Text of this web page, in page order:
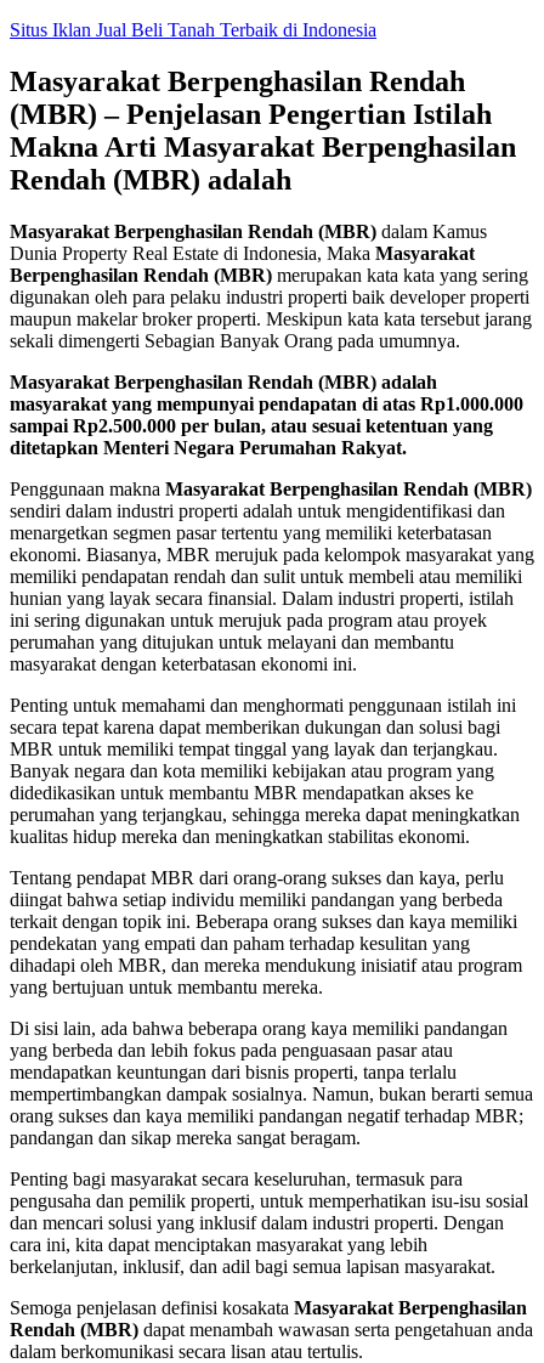
Skip
content
Situs Iklan Jual Beli Tanah Terbaik di Indonesia
Masyarakat Berpenghasilan Rendah
(MBR) – Penjelasan Pengertian Istilah
Makna Arti Masyarakat Berpenghasilan
Rendah (MBR) adalah
Masyarakat Berpenghasilan Rendah (MBR) dalam Kamus
Dunia Property Real Estate di Indonesia, Maka Masyarakat
Berpenghasilan Rendah (MBR) merupakan kata kata yang sering
digunakan oleh para pelaku industri properti baik developer properti
maupun makelar broker properti. Meskipun kata kata tersebut jarang
sekali dimengerti Sebagian Banyak Orang pada umumnya.
Masyarakat Berpenghasilan Rendah (MBR) adalah
masyarakat yang mempunyai pendapatan di atas Rp1.000.000
sampai Rp2.500.000 per bulan, atau sesuai ketentuan yang
ditetapkan Menteri Negara Perumahan Rakyat.
Penggunaan makna Masyarakat Berpenghasilan Rendah (MBR)
sendiri dalam industri properti adalah untuk mengidentifikasi dan
menargetkan segmen pasar tertentu yang memiliki keterbatasan
ekonomi. Biasanya, MBR merujuk pada kelompok masyarakat yang
memiliki pendapatan rendah dan sulit untuk membeli atau memiliki
hunian yang layak secara finansial. Dalam industri properti, istilah
ini sering digunakan untuk merujuk pada program atau proyek
perumahan yang ditujukan untuk melayani dan membantu
masyarakat dengan keterbatasan ekonomi ini.
Penting untuk memahami dan menghormati penggunaan istilah ini
secara tepat karena dapat memberikan dukungan dan solusi bagi
MBR untuk memiliki tempat tinggal yang layak dan terjangkau.
Banyak negara dan kota memiliki kebijakan atau program yang
didedikasikan untuk membantu MBR mendapatkan akses ke
perumahan yang terjangkau, sehingga mereka dapat meningkatkan
kualitas hidup mereka dan meningkatkan stabilitas ekonomi.
Tentang pendapat MBR dari orang-orang sukses dan kaya, perlu
diingat bahwa setiap individu memiliki pandangan yang berbeda
terkait dengan topik ini. Beberapa orang sukses dan kaya memiliki
pendekatan yang empati dan paham terhadap kesulitan yang
dihadapi oleh MBR, dan mereka mendukung inisiatif atau program
yang bertujuan untuk membantu mereka.
Di sisi lain, ada bahwa beberapa orang kaya memiliki pandangan
yang berbeda dan lebih fokus pada penguasaan pasar atau
mendapatkan keuntungan dari bisnis properti, tanpa terlalu
mempertimbangkan dampak sosialnya. Namun, bukan berarti semua
orang sukses dan kaya memiliki pandangan negatif terhadap MBR;
pandangan dan sikap mereka sangat beragam.
Penting bagi masyarakat secara keseluruhan, termasuk para
pengusaha dan pemilik properti, untuk memperhatikan isu-isu sosial
dan mencari solusi yang inklusif dalam industri properti. Dengan
cara ini, kita dapat menciptakan masyarakat yang lebih
berkelanjutan, inklusif, dan adil bagi semua lapisan masyarakat.
Semoga penjelasan definisi kosakata Masyarakat Berpenghasilan
Rendah (MBR) dapat menambah wawasan serta pengetahuan anda
dalam berkomunikasi secara lisan atau tertulis.